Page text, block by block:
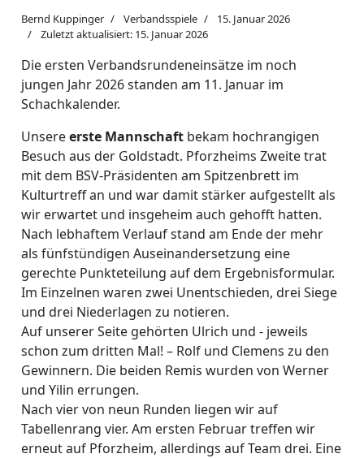
Bernd Kuppinger Verbandsspiele
15. Januar 2026
Zuletzt aktualisiert: 15. Januar 2026
Die ersten Verbandsrundeneinsätze im noch
jungen Jahr 2026 standen am 11. Januar im
Schachkalender.
Unsereerste Mannschaft bekam hochrangigen
Besuch aus der Goldstadt. Pforzheims Zweite trat
mit dem BSV-Präsidenten am Spitzenbrett im
Kulturtreff an und war damit stärker aufgestellt als
wir erwartet und insgeheim auch gehofft hatten.
Nach lebhaftem Verlauf stand am Ende der mehr
als fünfstündigen Auseinandersetzung eine
gerechte Punkteteilung auf dem Ergebnisformular.
Im Einzelnen waren zwei Unentschieden, drei Siege
und drei Niederlagen zu notieren.
Auf unserer Seite gehörten Ulrich und - jeweils
schon zum dritten Mal! – Rolf und Clemens zu den
Gewinnern. Die beiden Remis wurden von Werner
und Yilin errungen.
Nach vier von neun Runden liegen wir auf
Tabellenrang vier. Am ersten Februar treffen wir
erneut auf Pforzheim, allerdings auf Team drei. Eine